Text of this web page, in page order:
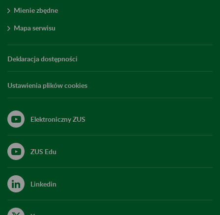
Mienie zbędne
Mapa serwisu
Deklaracja dostępności
Ustawienia plików cookies
Elektroniczny ZUS
ZUS Edu
Linkedin